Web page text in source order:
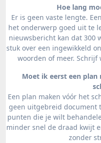
Hoe lang
Er is geen vaste lengte.
het onderwerp goed uit te
nieuwsbericht kan dat 300
stuk over een ingewikkeld
woorden of meer.
Moet ik eerst een
Een plan maken vóór het
geen uitgebreid document
punten die je wilt
minder snel de draad kwijt
zonder